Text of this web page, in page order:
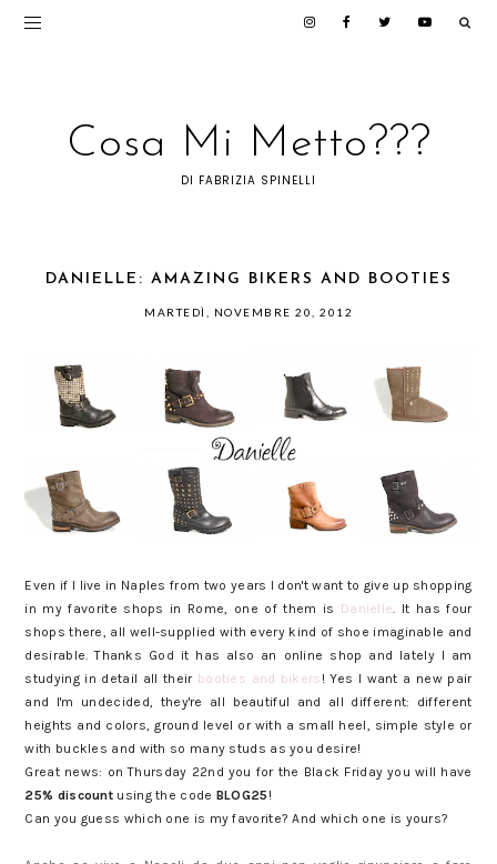
Cosa Mi Metto???
DI FABRIZIA SPINELLI
DANIELLE: AMAZING BIKERS AND BOOTIES
MARTEDÌ, NOVEMBRE 20, 2012
Even if I live in Naples from two years I don't want to give up shopping
in my favorite shops in Rome, one of them is Danielle . It has four
shops there, all well-supplied with every kind of shoe imaginable and
desirable. Thanks God it has also an online shop and lately I am
studying in detail all their booties and bikers ! Yes I want a new pair
and I'm undecided, they're all beautiful and all different: different
heights and colors, ground level or with a small heel, simple style or
with buckles and with so many studs as you desire!
Great news: on Thursday 22nd you for the Black Friday you will have
25% discount using the code BLOG25 !
Can you guess which one is my favorite? And which one is yours?